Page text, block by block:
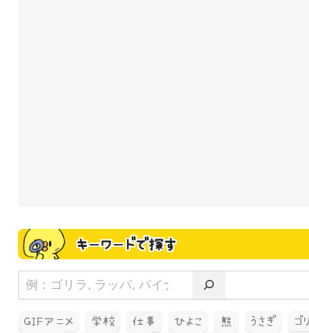
キーワードで探す
GIFアニメ 学校 仕事 ひよこ 熊 うさぎ
ゴ